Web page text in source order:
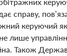
справу,
керуючий
лише
Також